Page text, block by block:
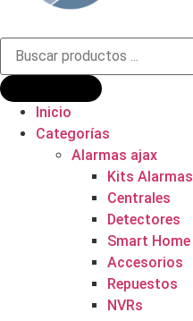
Búsqueda
productos
Inicio
Categorías
Alarmas ajax
Kits Alarmas
Centrales
Detectores
Smart Home
Accesorios
Repuestos
NVRs